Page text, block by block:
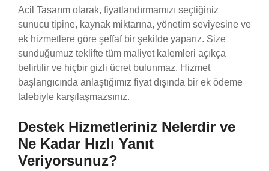
Acil Tasarım olarak, fiyatlandırmamızı seçtiğiniz
sunucu tipine, kaynak miktarına, yönetim seviyesine ve
ek hizmetlere göre şeffaf bir şekilde yaparız. Size
sunduğumuz teklifte tüm maliyet kalemleri açıkça
belirtilir ve hiçbir gizli ücret bulunmaz. Hizmet
başlangıcında anlaştığımız fiyat dışında bir ek ödeme
talebiyle karşılaşmazsınız.
Destek Hizmetleriniz Nelerdir ve
Ne Kadar Hızlı Yanıt
Veriyorsunuz?